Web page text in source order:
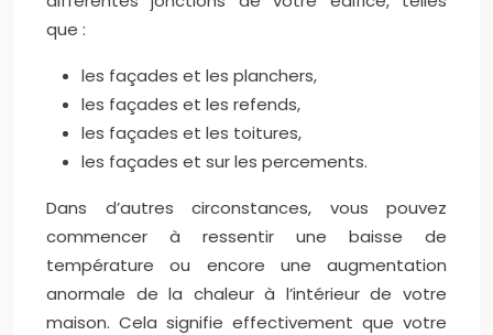
que :
les façades et les planchers,
les façades et les refends,
les façades et les toitures,
les façades et sur les percements.
Dans d’autres circonstances, vous pouvez
commencer à ressentir une baisse de
température ou encore une augmentation
anormale de la chaleur à l’intérieur de votre
maison. Cela signifie effectivement que votre